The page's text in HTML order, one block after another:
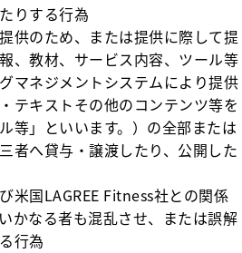
りする行為
供のため、または提供に際して提
、教材、サービス内容、ツール等
マネジメントシステムにより提供
テキストその他のコンテンツ等を
等」といいます。）の全部または
者へ貸与・譲渡したり、公開した
米国LAGREE Fitness社との関係
かなる者も混乱させ、または誤解
行為